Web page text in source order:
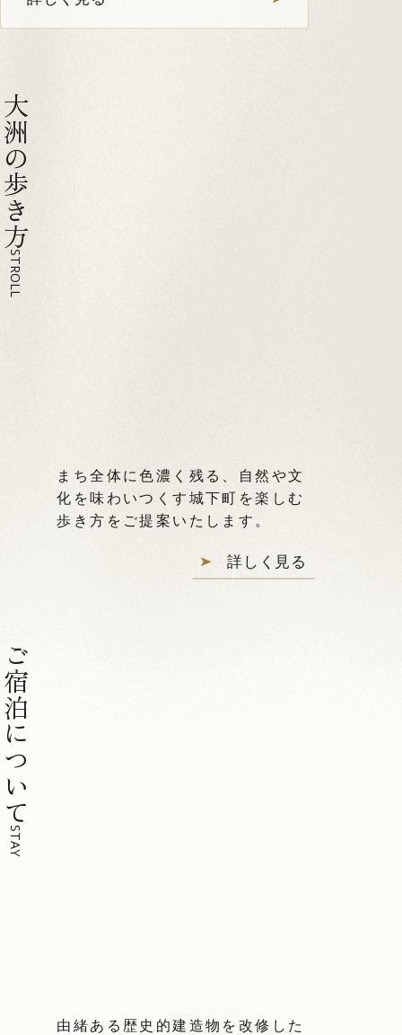
き方
STROLL
まち全体に色濃く残る、自然や文
化を味わいつくす城下町を楽しむ
歩き方をご提案いたします。
詳しく見る
ついて
STAY
由緒ある歴史的建造物を改修した